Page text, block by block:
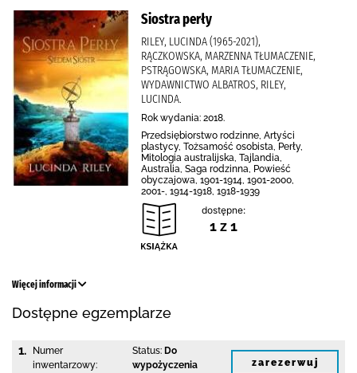
Siostra perły
RILEY, LUCINDA (1965-2021),
RĄCZKOWSKA, MARZENNA TŁUMACZENIE,
PSTRĄGOWSKA, MARIA TŁUMACZENIE,
WYDAWNICTWO ALBATROS, RILEY,
LUCINDA.
Rok wydania: 2018.
Przedsiębiorstwo rodzinne, Artyści
plastycy, Tożsamość osobista, Perły,
Mitologia australijska, Tajlandia,
Australia, Saga rodzinna, Powieść
obyczajowa, 1901-1914, 1901-2000,
2001-, 1914-1918, 1918-1939
dostępne:
1 z 1
Więcej informacji
Dostępne egzemplarze
1.
Numer
inwentarzowy:
Status: Do
wypożyczenia
zarezerwuj